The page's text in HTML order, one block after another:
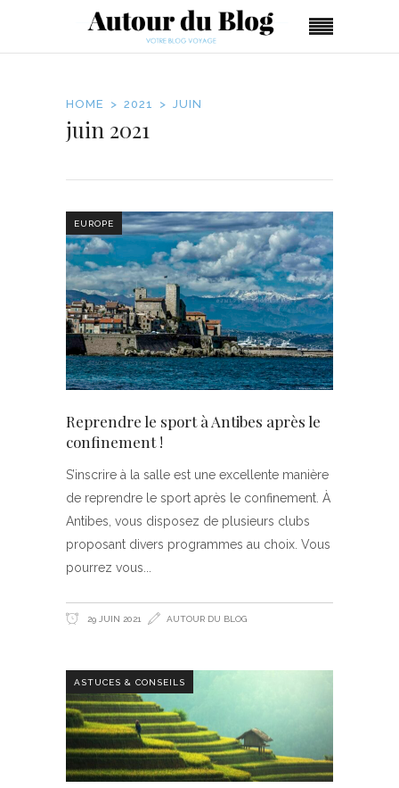
HOME 2021 JUIN
juin 2021
EUROPE
Reprendre le sport à Antibes après le
confinement !
S’inscrire à la salle est une excellente manière
de reprendre le sport après le confinement. À
Antibes, vous disposez de plusieurs clubs
proposant divers programmes au choix. Vous
pourrez vous
29 JUIN 2021 AUTOUR DU BLOG
ASTUCES & CONSEILS